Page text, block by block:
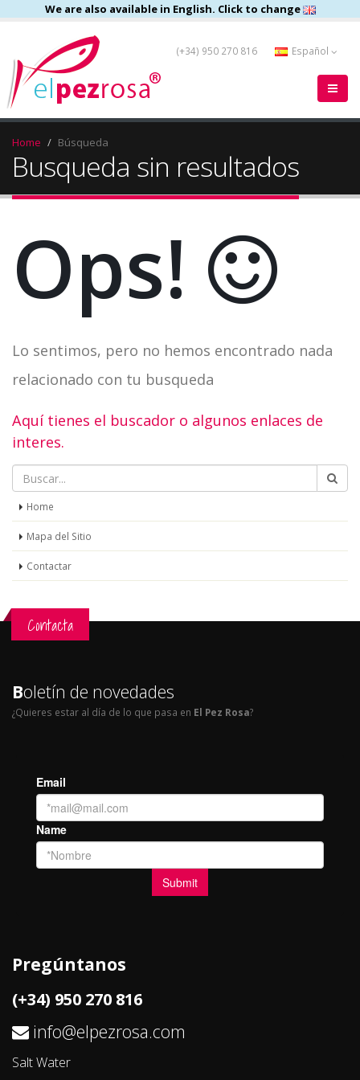
We are also available in English. Click to change
(+34) 950 270 816 Español
Home Búsqueda
Busqueda sin resultados
Ops!
Lo sentimos, pero no hemos encontrado nada
relacionado con tu busqueda
Aquí tienes el buscador o algunos enlaces de
interes.
Home
Mapa del Sitio
Contactar
Contacta
Boletín de novedades
¿Quieres estar al día de lo que pasa en El Pez Rosa?
Pregúntanos
(+34) 950 270 816
info@elpezrosa.com
Salt Water